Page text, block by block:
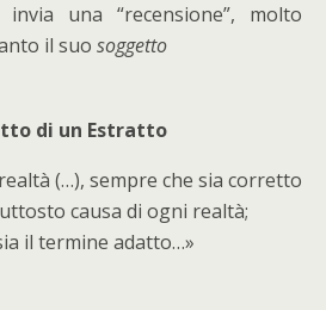
una “recensione”, molto
il suo soggetto
di un Estratto
(…), sempre che sia corretto
causa di ogni realtà;
il termine adatto…»